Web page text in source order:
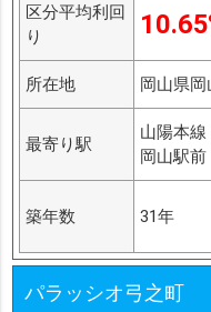
区分平均利回
り
所在地 岡山県
最寄り駅
山陽本
岡山駅前
築年数 31年
パラッシオ弓之町